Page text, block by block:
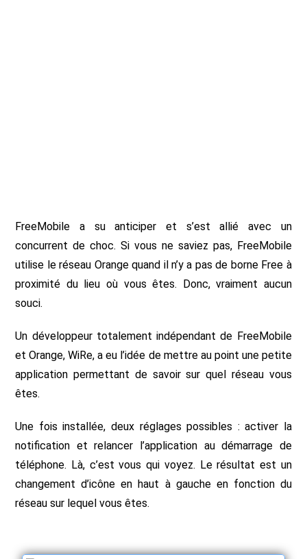
FreeMobile a su anticiper et s’est allié avec un
concurrent de choc. Si vous ne saviez pas, FreeMobile
utilise le réseau Orange quand il n’y a pas de borne Free à
proximité du lieu où vous êtes. Donc, vraiment aucun
souci.
Un développeur totalement indépendant de FreeMobile
et Orange, WiRe, a eu l’idée de mettre au point une petite
application permettant de savoir sur quel réseau vous
êtes.
Une fois installée, deux réglages possibles : activer la
notification et relancer l’application au démarrage de
téléphone. Là, c’est vous qui voyez. Le résultat est un
changement d’icône en haut à gauche en fonction du
réseau sur lequel vous êtes.